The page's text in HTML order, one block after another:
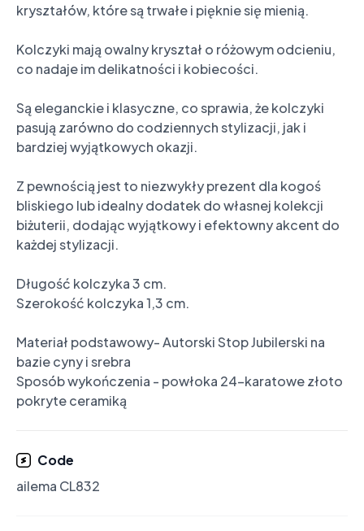
kryształów, które są trwałe i pięknie się mienią.
Kolczyki mają owalny kryształ o różowym odcieniu,
co nadaje im delikatności i kobiecości.
Są eleganckie i klasyczne, co sprawia, że kolczyki
pasują zarówno do codziennych stylizacji, jak i
bardziej wyjątkowych okazji.
Z pewnością jest to niezwykły prezent dla kogoś
bliskiego lub idealny dodatek do własnej kolekcji
biżuterii, dodając wyjątkowy i efektowny akcent do
każdej stylizacji.
Długość kolczyka 3 cm.
Szerokość kolczyka 1,3 cm.
Materiał podstawowy- Autorski Stop Jubilerski na
bazie cyny i srebra
Sposób wykończenia - powłoka 24-karatowe złoto
pokryte ceramiką
Code
ailema CL832